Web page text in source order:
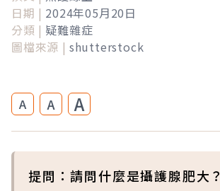
日期 | 2024年05月20日
分類 | 疑難雜症
圖檔來源 | shutterstock
A A A
提問：請問什麼是攝護腺肥大？